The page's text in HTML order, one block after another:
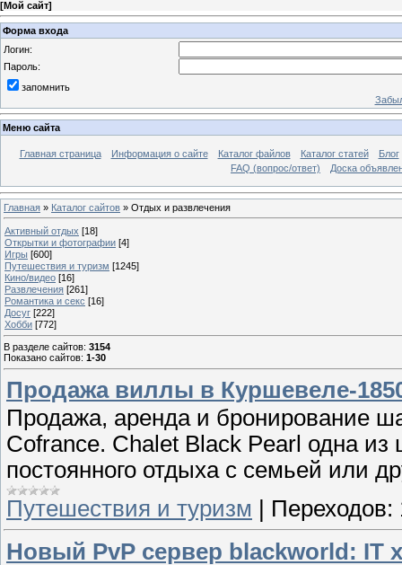
[Мой сайт]
Форма входа
Логин:
Пароль:
запомнить
Меню сайта
Главная страница Информация о сайте Каталог файлов Каталог статей
Блог
FAQ (вопрос/ответ)
Доска
Главная » Каталог сайтов » Отдых и развлечения
Активный отдых [18]
Открытки и фотографии [4]
Игры [600]
Путешествия и туризм [1245]
Кино/видео [16]
Развлечения [261]
Романтика и секс [16]
Досуг [222]
Хобби [772]
В разделе сайтов: 3154
Показано сайтов: 1-30
Продажа виллы в Куршевеле-
Продажа, аренда и бронирование
Cofrance. Chalet Black Pearl одна
постоянного отдыха с семьей или
Путешествия и туризм
Переходов:
Новый PvP сервер blackworld: IT